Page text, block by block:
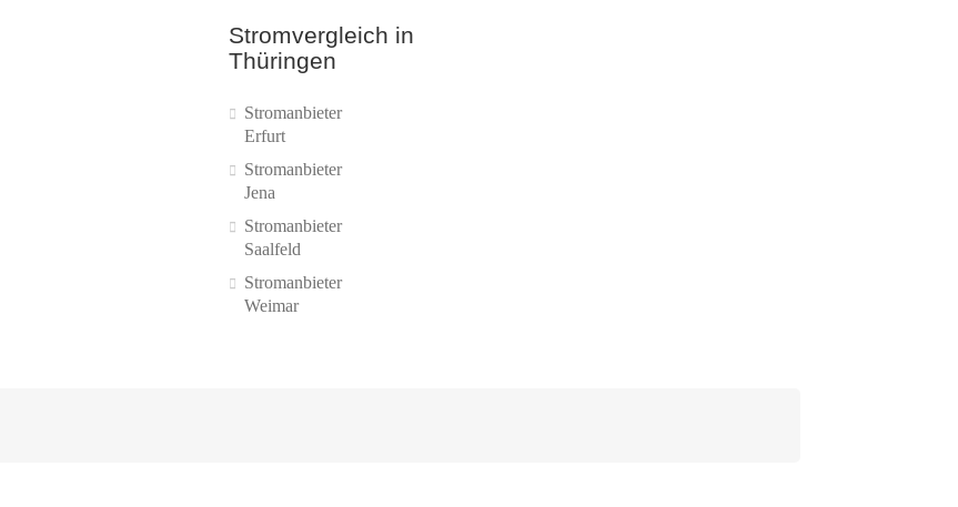
Stromvergleich in
Thüringen
Stromanbieter
Erfurt
Stromanbieter
Jena
Stromanbieter
Saalfeld
Stromanbieter
Weimar